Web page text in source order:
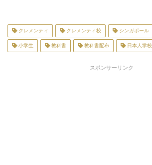
クレメンティ クレメンティ校 シンガポール
小学生 教科書 教科書配布 日本人学校
スポンサーリンク